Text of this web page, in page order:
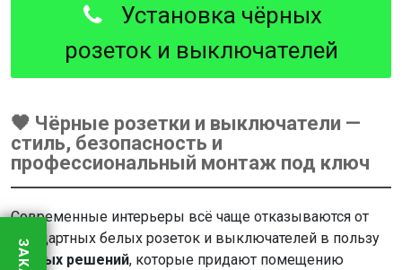
Установка чёрных
розеток и выключателей
🖤 Чёрные розетки и выключатели —
стиль, безопасность и
профессиональный монтаж под ключ
Современные интерьеры всё чаще отказываются от
стандартных белых розеток и выключателей в пользу
чёрных решений, которые придают помещению